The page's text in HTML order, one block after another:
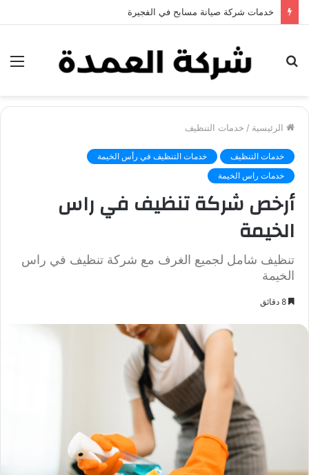
خدمات شركة جلي وتلميع الرخام في العين
الرئيسية / خدمات التنظيف
خدمات التنظيف
خدمات التنظيف في رأس الخيمة
خدمات راس الخيمة
أرخص شركة تنظيف في راس
الخيمة
تنظيف شامل لجميع الغرف مع شركة تنظيف في راس
الخيمة